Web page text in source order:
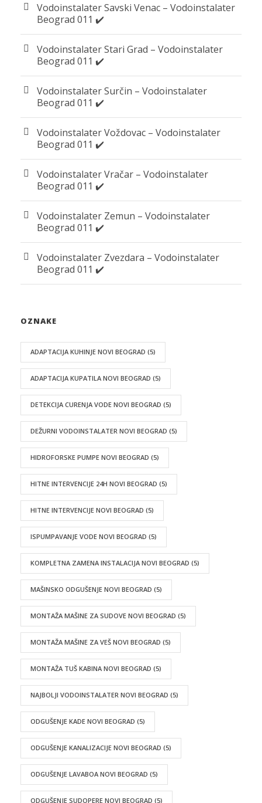
Vodoinstalater Savski Venac – Vodoinstalater
Beograd 011 ✔️
Vodoinstalater Stari Grad – Vodoinstalater
Beograd 011 ✔️
Vodoinstalater Surčin – Vodoinstalater
Beograd 011 ✔️
Vodoinstalater Voždovac – Vodoinstalater
Beograd 011 ✔️
Vodoinstalater Vračar – Vodoinstalater
Beograd 011 ✔️
Vodoinstalater Zemun – Vodoinstalater
Beograd 011 ✔️
Vodoinstalater Zvezdara – Vodoinstalater
Beograd 011 ✔️
OZNAKE
ADAPTACIJA KUHINJE NOVI BEOGRAD (5)
ADAPTACIJA KUPATILA NOVI BEOGRAD (5)
DETEKCIJA CURENJA VODE NOVI BEOGRAD (5)
DEŽURNI VODOINSTALATER NOVI BEOGRAD (5)
HIDROFORSKE PUMPE NOVI BEOGRAD (5)
HITNE INTERVENCIJE 24H NOVI BEOGRAD (5)
HITNE INTERVENCIJE NOVI BEOGRAD (5)
ISPUMPAVANJE VODE NOVI BEOGRAD (5)
KOMPLETNA ZAMENA INSTALACIJA NOVI BEOGRAD (5)
MAŠINSKO ODGUŠENJE NOVI BEOGRAD (5)
MONTAŽA MAŠINE ZA SUDOVE NOVI BEOGRAD (5)
MONTAŽA MAŠINE ZA VEŠ NOVI BEOGRAD (5)
MONTAŽA TUŠ KABINA NOVI BEOGRAD (5)
NAJBOLJI VODOINSTALATER NOVI BEOGRAD (5)
ODGUŠENJE KADE NOVI BEOGRAD (5)
ODGUŠENJE KANALIZACIJE NOVI BEOGRAD (5)
ODGUŠENJE LAVABOA NOVI BEOGRAD (5)
ODGUŠENJE SUDOPERE NOVI BEOGRAD (5)